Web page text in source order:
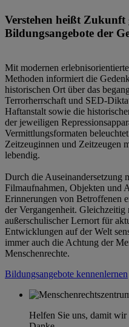
Verstehen heißt Zukunft
Bildungsangebote der
Mit modernen
Methoden informiert die
historischen Ort über das
Terrorherrschaft und SED-
Haftanstalt sowie die
der jeweiligen
Vermittlungsformaten
Zeitzeuginnen und Zeitzeugen
lebendig.
Durch die Auseinandersetzung
Filmaufnahmen, Objekten und
Erinnerungen von Betroffenen
der Vergangenheit. Gleichzeitig
außerschulischer Lernort für
Entwicklungen auf der Welt
immer auch die Achtung der
Menschenrechte.
Bildungsangebote kennenlernen
Helfen Sie uns, damit